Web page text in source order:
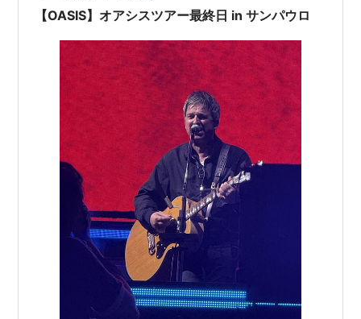
【OASIS】オアシスツアー最終日 in サンパウロ